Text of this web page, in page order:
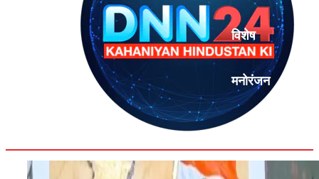
विशेष
मनोरंजन